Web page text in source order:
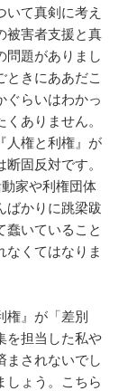
て真剣に考え
被害者支援と真
問題がありまし
きにああだこ
ぐらいはわかっ
ありません。
人権と利権』が
固反対です。
家や利権団体
ばかりに跳梁跋
蠢いていること
なくてはなりま
権』が「差別
を担当した私や
まされないでし
しょう。こちら